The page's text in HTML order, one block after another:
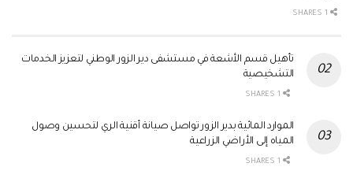
تأهيل قسم الأشعة في مستشفى دير الزور الوطني لتعزيز الخدمات
التشخيصية
الموارد المائية بدير الزور تواصل صيانة أقنية الري لتحسين وصول
المياه إلى الأراضي الزراعية